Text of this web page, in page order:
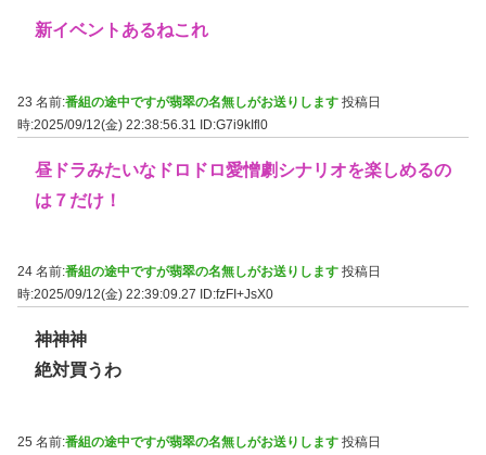
新イベントあるねこれ
23 名前:番組の途中ですが翡翠の名無しがお送りします 投稿日
時:2025/09/12(金) 22:38:56.31 ID:G7i9kIfl0
昼ドラみたいなドロドロ愛憎劇シナリオを楽しめるの
は７だけ！
24 名前:番組の途中ですが翡翠の名無しがお送りします 投稿日
時:2025/09/12(金) 22:39:09.27
ID:fzFI+JsX0
神神神
絶対買うわ
25 名前:番組の途中ですが翡翠の名無しがお送りします 投稿日